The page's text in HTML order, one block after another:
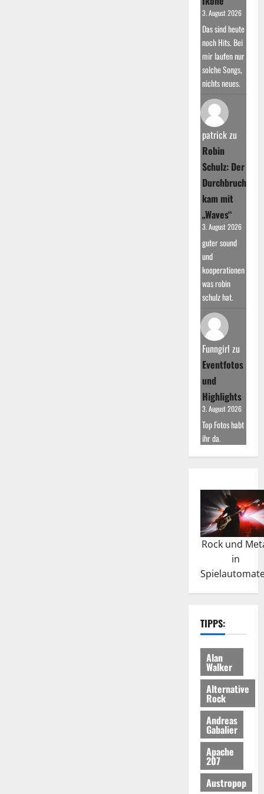
3. August 2026
Das sind heute
noch Hits. Bei
mir laufen nur
solche Songs,
nichts neues.
patrickzu
Robin
Schulz: Der
Durchbruch
kam mit
„Waves“
3. August 2026
guter sound
und
kooperationen
was robin
schulz hat.
Funngirl zu
Eventfotos
und
Highlights
3. August 2026
Top Fotos habt
ihr da.
Rock und
in
TIPPS:
Alan
Walker
Alternative
Rock
Andreas
Gabalier
Apache
207
Austropop